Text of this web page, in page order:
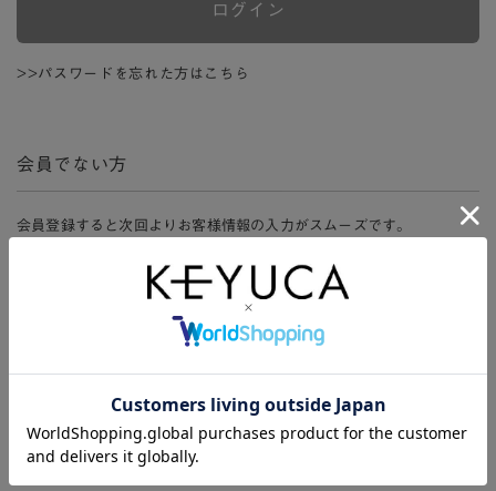
ログイン
>>パスワードを忘れた方はこちら
会員でない方
会員登録すると次回よりお客様情報の入力がスムーズです。
ージ、購入履歴をご利用いただけます。